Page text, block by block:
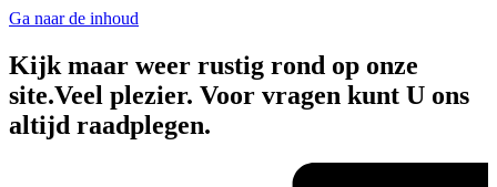
Ga naar de inhoud
Kijk maar weer rustig rond op onze
site.Veel plezier. Voor vragen kunt U ons
altijd raadplegen.